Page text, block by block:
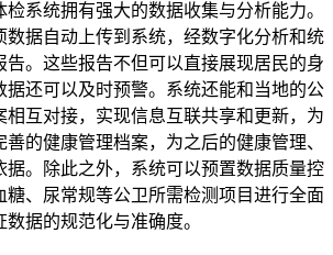
系统拥有强大的数据收集与分析能力。
数据自动上传到系统，经数字化分析和统
告。这些报告不但可以直接展现居民的身
据还可以及时预警。系统还能和当地的公
相互对接，实现信息互联共享和更新，为
的健康管理档案，为之后的健康管理、
据。除此之外，系统可以预置数据质量控
糖、尿常规等公卫所需检测项目进行全面
据的规范化与准确度。